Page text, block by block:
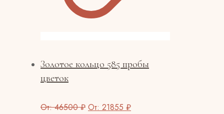
Золотое кольцо 585 пробы
цветок
От:46500₽ От: 21855 ₽